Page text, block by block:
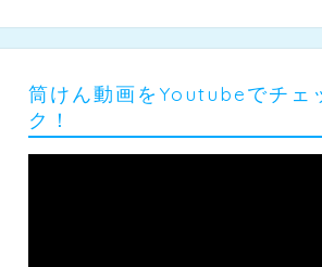
筒けん動画をYoutubeでチェ
ク！